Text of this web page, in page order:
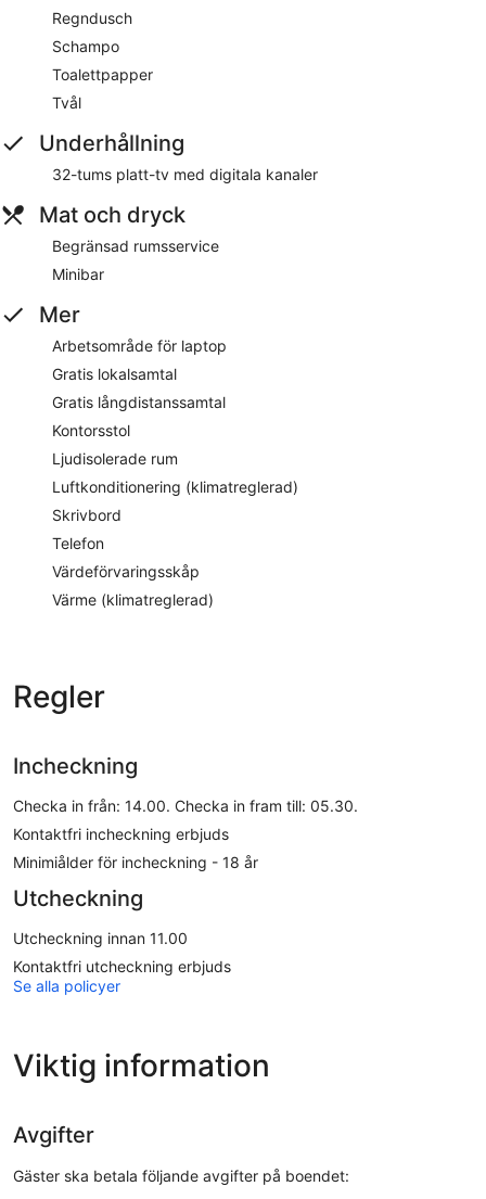
Regndusch
Schampo
Toalettpapper
Tvål
Underhållning
32-tums platt-tv med digitala kanaler
Mat och dryck
Begränsad rumsservice
Minibar
Mer
Arbetsområde för laptop
Gratis lokalsamtal
Gratis långdistanssamtal
Kontorsstol
Ljudisolerade rum
Luftkonditionering (klimatreglerad)
Skrivbord
Telefon
Värdeförvaringsskåp
Värme (klimatreglerad)
Regler
Incheckning
Checka in från: 14.00. Checka in fram till: 05.30.
Kontaktfri incheckning erbjuds
Minimiålder för incheckning - 18 år
Utcheckning
Utcheckning innan 11.00
Kontaktfri utcheckning erbjuds
Se alla policyer
Viktig information
Avgifter
Gäster ska betala följande avgifter på boendet: